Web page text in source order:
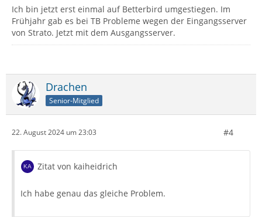
Ich bin jetzt erst einmal auf Betterbird umgestiegen. Im
Frühjahr gab es bei TB Probleme wegen der Eingangsserver
von Strato. Jetzt mit dem Ausgangsserver.
Drachen
Senior-Mitglied
22. August 2024 um 23:03 #4
Zitat von kaiheidrich
Ich habe genau das gleiche Problem.